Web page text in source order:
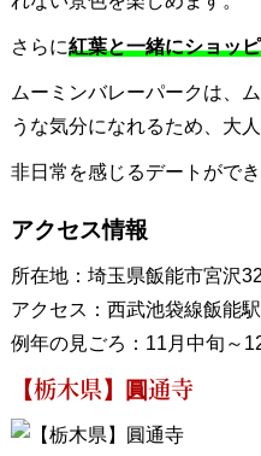
さらに紅葉と一緒にショッ
ムーミンバレーパークは、
うな気分になれるため、大
非日常を感じるデートができ
アクセス情報
所在地：埼玉県飯能市宮沢
アクセス：西武池袋線飯能
例年の見ごろ：11月中旬～
【栃木県】圓通寺